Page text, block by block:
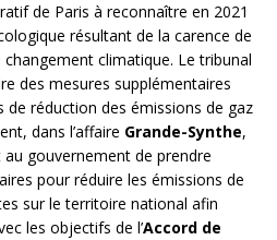
de Paris à reconnaître en 2021
résultant de la carence de
climatique. Le tribunal
des mesures supplémentaires
réduction des émissions de gaz
dans l’affaire Grande-Synthe,
gouvernement de prendre
pour réduire les émissions de
sur le territoire national afin
les objectifs de l’Accord de